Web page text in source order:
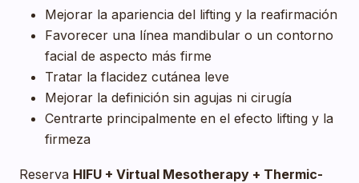
Mejorar la apariencia del lifting y la reafirmación
Favorecer una línea mandibular o un contorno
facial de aspecto más firme
Tratar la flacidez cutánea leve
Mejorar la definición sin agujas ni cirugía
Centrarte principalmente en el efecto lifting y la
firmeza
Reserva HIFU + Virtual Mesotherapy + Thermic-